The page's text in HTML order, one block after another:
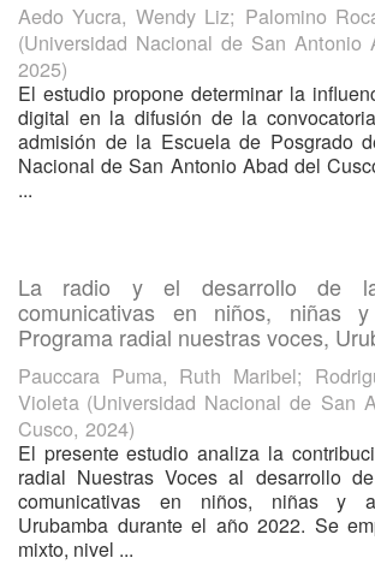
Aedo Yucra, Wendy Liz; Palomino
(Universidad Nacional de San Antonio
2025)
El estudio propone determinar la
digital en la difusión de la
admisión de la Escuela de Posgrado
Nacional de San Antonio Abad del
...
La radio y el desarrollo de
comunicativas en niños, niñas y
Programa radial nuestras voces,
Pauccara Puma, Ruth Maribel;
Violeta (Universidad Nacional de San
Cusco, 2024)
El presente estudio analiza la
radial Nuestras Voces al desarrollo
comunicativas en niños, niñas y
Urubamba durante el año 2022. Se
mixto, nivel ...